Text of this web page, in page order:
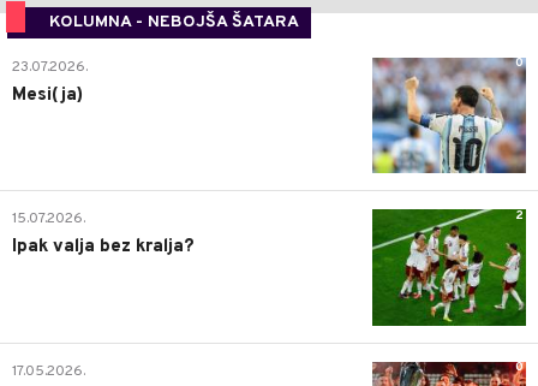
KOLUMNA - NEBOJŠA ŠATARA
0
23.07.2026.
Mesi(ja)
2
15.07.2026.
Ipak valja bez kralja?
0
17.05.2026.